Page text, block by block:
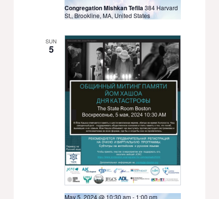
Congregation Mishkan Tefila384 Harvard
St,, Brookline, MA, United States
SUN
5
May 5, 2024 @ 10:30 am- 1:00 pm